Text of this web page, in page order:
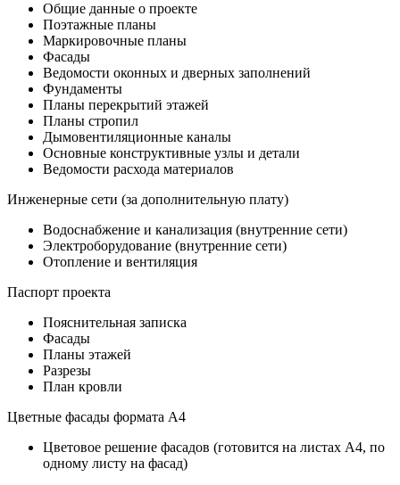
Общие данные о проекте
Поэтажные планы
Маркировочные планы
Фасады
Ведомости оконных и дверных заполнений
Фундаменты
Планы перекрытий этажей
Планы стропил
Дымовентиляционные каналы
Основные конструктивные узлы и детали
Ведомости расхода материалов
Инженерные сети (за дополнительную плату)
Водоснабжение и канализация (внутренние сети)
Электроборудование (внутренние сети)
Отопление и вентиляция
Паспорт проекта
Пояснительная записка
Фасады
Планы этажей
Разрезы
План кровли
Цветные фасады формата А4
Цветовое решение фасадов (готовится на листах А4, по
одному листу на фасад)